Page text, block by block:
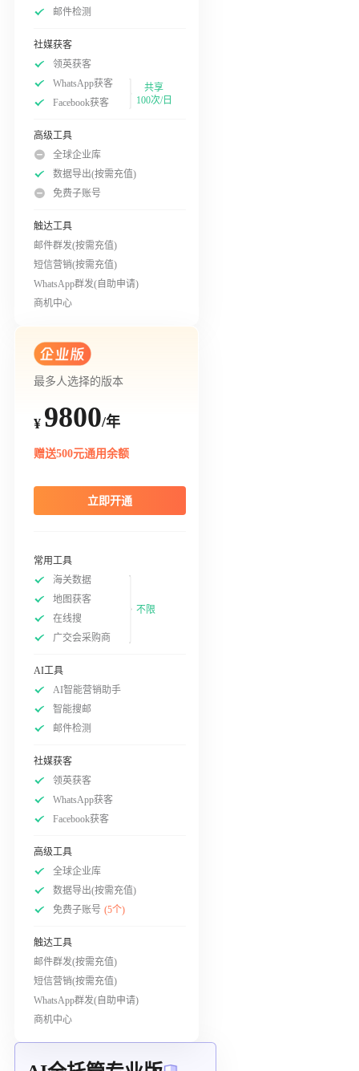
邮件检测
社媒获客
领英获客
WhatsApp获客
Facebook获客
共享
100次/日
高级工具
全球企业库
数据导出(按需充值)
免费子账号
触达工具
邮件群发(按需充值)
短信营销(按需充值)
WhatsApp群发(自助申请)
商机中心
最多人选择的版本
¥ 9800/年
赠送500元通用余额
立即开通
常用工具
海关数据
地图获客
在线搜
广交会采购商
不限
AI工具
AI智能营销助手
智能搜邮
邮件检测
社媒获客
领英获客
WhatsApp获客
Facebook获客
高级工具
全球企业库
数据导出(按需充值)
免费子账号 (5个)
触达工具
邮件群发(按需充值)
短信营销(按需充值)
WhatsApp群发(自助申请)
商机中心